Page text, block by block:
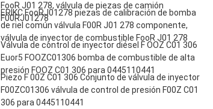
FooR J01 278, válvula de piezas de camión
F00RJ01278
ERIKC FooRJ01278 piezas de calibración de bomba
de riel común válvula F00R J01 278 componente,
válvula de inyector de combustible FooR J01 278
Válvula de control de inyector diésel F OOZ C01 306
Euor5 FOOZC01306 bomba de combustible de alta
presión FOOZ C01 306 para 0445110441
Piezo F 00Z C01 306 Conjunto de válvula de inyector
F00ZC01306 válvula de control de presión F00Z C01
306 para 0445110441